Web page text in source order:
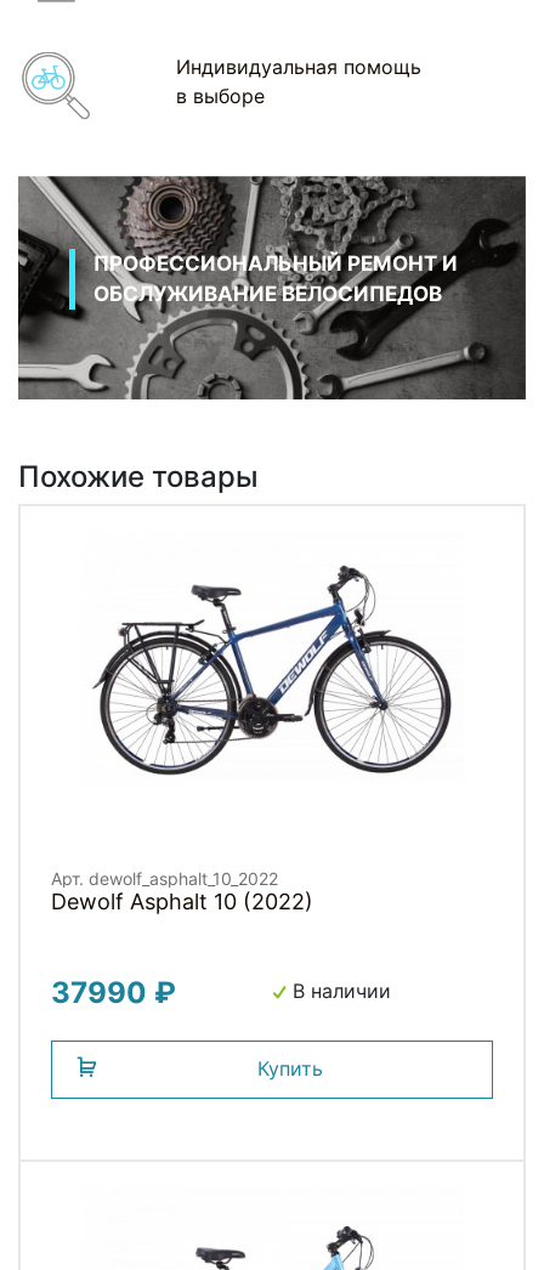
Индивидуальная помощь
в выборе
ПРОФЕССИОНАЛЬНЫЙ РЕМОНТ И
ОБСЛУЖИВАНИЕ ВЕЛОСИПЕДОВ
Похожие товары
Арт. dewolf_asphalt_10_2022
Dewolf Asphalt 10 (2022)
37990 ₽ В наличии
Купить